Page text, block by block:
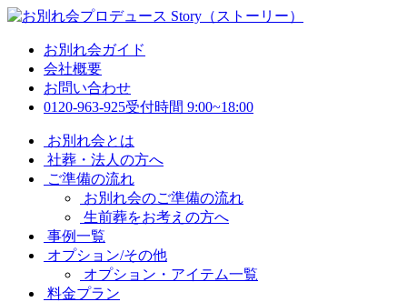
お別れ会ガイド
会社概要
お問い合わせ
0120-963-925受付時間 9:00~18:00
お別れ会とは
社葬・法人の方へ
ご準備の流れ
お別れ会のご準備の流れ
生前葬をお考えの方へ
事例一覧
オプション/その他
オプション・アイテム一覧
料金プラン